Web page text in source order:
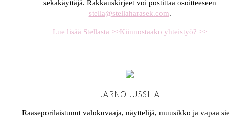
sekakäyttäjä. Rakkauskirjeet voi postittaa osoitteeseen
stella@stellaharasek.com.
Lue lisää Stellasta >>Kiinnostaako yhteistyö? >>
JARNO JUSSILA
Raaseporilaistunut valokuvaaja, näyttelijä, muusikko ja vapaa